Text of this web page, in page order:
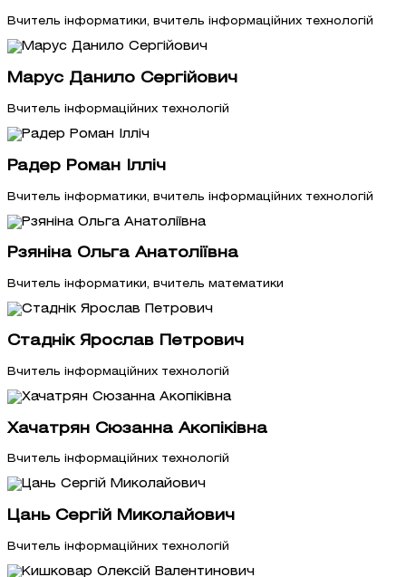
Вчитель інформатики, вчитель інформаційних технологій
Марус Данило Сергійович
Вчитель інформаційних технологій
Радер Роман Ілліч
Вчитель інформатики, вчитель інформаційних технологій
Рзяніна Ольга Анатоліївна
Вчитель інформатики, вчитель математики
Стаднік Ярослав Петрович
Вчитель інформаційних технологій
Хачатрян Сюзанна Акопіківна
Вчитель інформаційних технологій
Цань Сергій Миколайович
Вчитель інформаційних технологій